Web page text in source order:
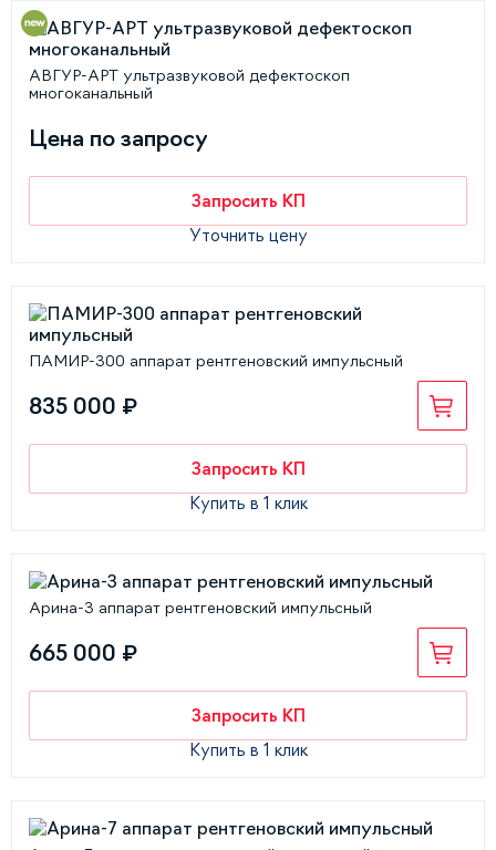
АВГУР-АРТ ультразвуковой дефектоскоп
многоканальный
Цена по запросу
Запросить КП
Уточнить цену
ПАМИР-300 аппарат рентгеновский импульсный
835 000 ₽
Запросить КП
Купить в 1 клик
Арина-3 аппарат рентгеновский импульсный
665 000 ₽
Запросить КП
Купить в 1 клик